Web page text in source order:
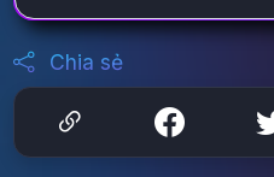
Chia sẻ